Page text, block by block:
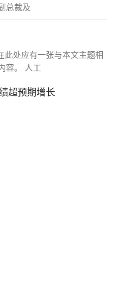
总裁及
容。 人工